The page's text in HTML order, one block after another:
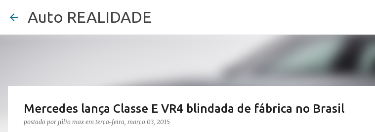
Auto REALIDADE
Mercedes lança Classe E VR4 blindada de fábrica no Brasil
postado por júlio max em terça-feira, março 03, 2015